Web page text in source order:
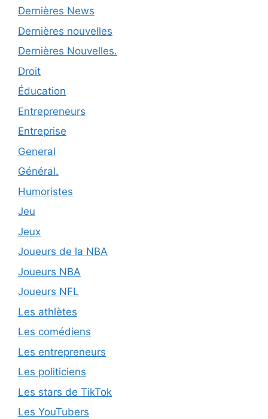
Dernières News
Dernières nouvelles
Dernières Nouvelles.
Droit
Éducation
Entrepreneurs
Entreprise
General
Général.
Humoristes
Jeu
Jeux
Joueurs de la NBA
Joueurs NBA
Joueurs NFL
Les athlètes
Les comédiens
Les entrepreneurs
Les politiciens
Les stars de TikTok
Les YouTubers